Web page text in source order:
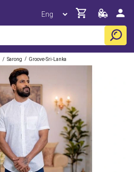
/ Sarong / Groove-Sri-Lanka